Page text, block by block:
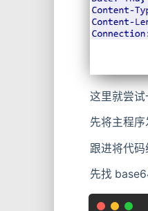
这里就尝
先将主程
跟进将代
先找